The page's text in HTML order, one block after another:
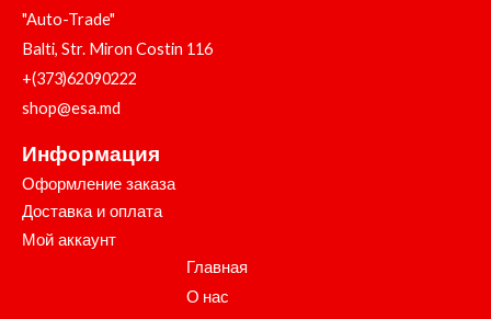
"Auto-Trade"
Balti, Str. Miron Costin 116
+(373)62090222
shop@esa.md
Информация
Оформление заказа
Доставка и оплата
Мой аккаунт
Главная
О нас